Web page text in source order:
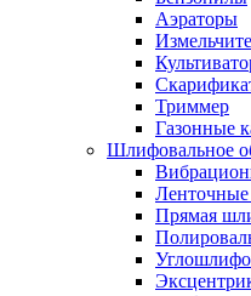
Аэраторы
Триммер
Газонные
Шлифовальное
Прямая